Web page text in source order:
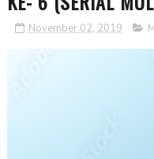
November 02, 2019